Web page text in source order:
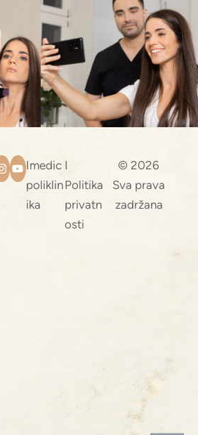
Imedic
poliklin
ika
I
Politika
privatn
osti
© 2026
Sva prava
zadržana